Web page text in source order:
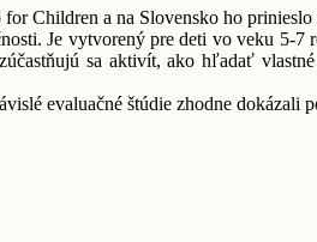
Children a na Slovensko ho prinieslo
Je vytvorený pre deti vo veku 5-
sa aktivít, ako hľadať
evaluačné štúdie zhodne dokázali